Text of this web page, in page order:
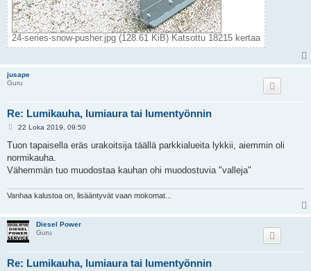
24-series-snow-pusher.jpg (128.61 KiB) Katsottu 18215 kertaa
jusape
Guru
Re: Lumikauha, lumiaura tai lumentyönnin
V
e
t
i
22 Loka 2019, 09:50
Tuon tapaisella eräs urakoitsija täällä parkkialueita lykkii, aiemmin oli
normikauha.
Vähemmän tuo muodostaa kauhan ohi muodostuvia "valleja"
Vanhaa kalustoa on, lisääntyvät vaan mokomat...
Diesel Power
Guru
Re: Lumikauha, lumiaura tai lumentyönnin